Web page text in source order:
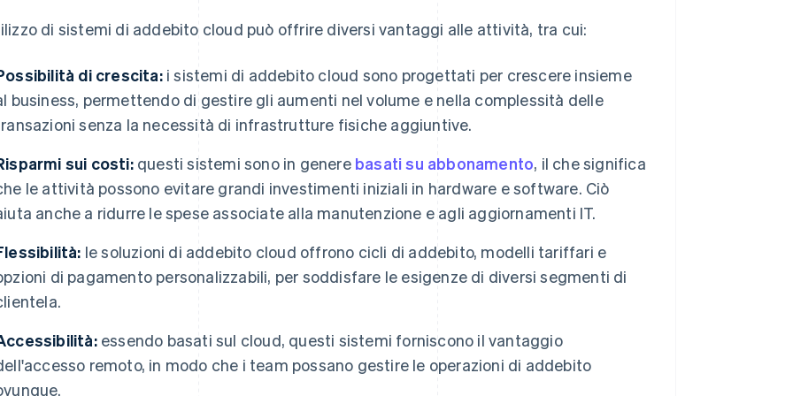
di sistemi di addebito cloud può offrire diversi vantaggi alle attività, tra cui:
di crescita:i sistemi di addebito cloud sono progettati per crescere insieme
business, permettendo di gestire gli aumenti nel volume e nella complessità delle
senza la necessità di infrastrutture fisiche aggiuntive.
sui costi:questi sistemi sono in genere basati su abbonamento, il che significa
le attività possono evitare grandi investimenti iniziali in hardware e software. Ciò
anche a ridurre le spese associate alla manutenzione e agli aggiornamenti IT.
le soluzioni di addebito cloud offrono cicli di addebito, modelli tariffari e
di pagamento personalizzabili, per soddisfare le esigenze di diversi segmenti di
essendo basati sul cloud, questi sistemi forniscono il vantaggio
remoto, in modo che i team possano gestire le operazioni di addebito